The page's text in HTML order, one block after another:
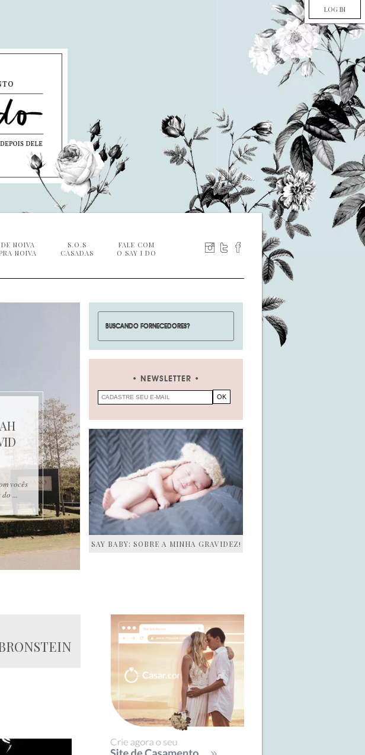
LOG IN
DE NOIVA
NOIVA
S.O.S
CASADAS
FALE COM
O SAY I DO
vocês
...
NEWSLETTER
SAY BABY: SOBRE A MINHA GRAVIDEZ!
SIDEBAR